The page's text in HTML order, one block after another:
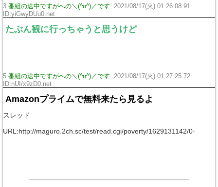
3:番組の途中ですがへの＼(^o^)／です
2021/08/17(火) 01:26:08.91
ID:yiGwyDUu0.net
たぶん観に行っちゃうと思うけど
5:番組の途中ですがへの＼(^o^)／です
2021/08/17(火) 01:27:25.72
ID:nUI/x9zD0.net
Amazonプライムで無料来たら見るよ
スレッド
URL:http://maguro.2ch.sc/test/read.cgi/poverty/1629131142/0-